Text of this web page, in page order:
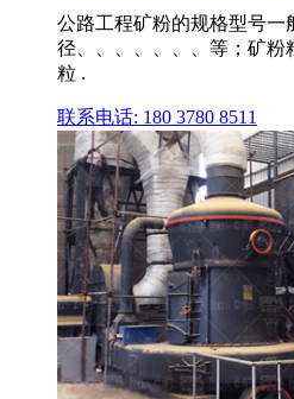
公路工程矿粉的规格型号一
径、、、、、、、等；矿
粒 .
联系电话: 180 3780 8511